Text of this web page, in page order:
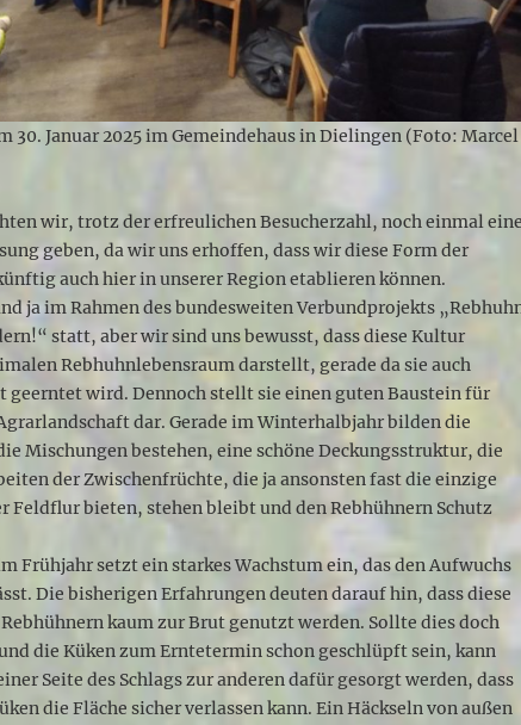
30. Januar 2025 im Gemeindehaus in Dielingen (Foto: Marcel
wir, trotz der erfreulichen Besucherzahl, noch einmal
geben, da wir uns erhoffen, dass wir diese Form der
auch hier in unserer Region etablieren können.
ja im Rahmen des bundesweiten Verbundprojekts
statt, aber wir sind uns bewusst, dass diese Kultur
Rebhuhnlebensraum darstellt, gerade da sie auch
geerntet wird. Dennoch stellt sie einen guten Baustein für
dar. Gerade im Winterhalbjahr bilden die
Mischungen bestehen, eine schöne Deckungsstruktur, die
der Zwischenfrüchte, die ja ansonsten fast die einzige
Feldflur bieten, stehen bleibt und den Rebhühnern Schutz
Frühjahr setzt ein starkes Wachstum ein, das den Aufwuchs
Die bisherigen Erfahrungen deuten darauf hin, dass diese
kaum zur Brut genutzt werden. Sollte dies doch
die Küken zum Erntetermin schon geschlüpft sein, kann
Seite des Schlags zur anderen dafür gesorgt werden, dass
die Fläche sicher verlassen kann. Ein Häckseln von außen